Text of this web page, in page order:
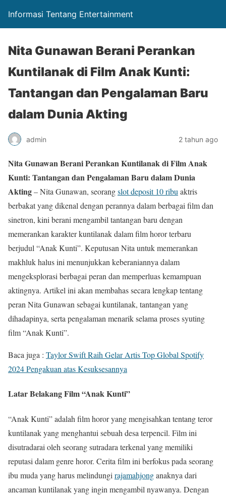
Informasi Tentang Entertainment
Nita Gunawan Berani Perankan
Kuntilanak di Film Anak Kunti:
Tantangan dan Pengalaman Baru
dalam Dunia Akting
admin 2 tahun ago
Nita Gunawan Berani Perankan Kuntilanak di Film Anak
Kunti: Tantangan dan Pengalaman Baru dalam Dunia
Akting– Nita Gunawan, seorangslot deposit 10 ribu aktris
berbakat yang dikenal dengan perannya dalam berbagai film dan
sinetron, kini berani mengambil tantangan baru dengan
memerankan karakter kuntilanak dalam film horor terbaru
berjudul “Anak Kunti”. Keputusan Nita untuk memerankan
makhluk halus ini menunjukkan keberaniannya dalam
mengeksplorasi berbagai peran dan memperluas kemampuan
aktingnya. Artikel ini akan membahas secara lengkap tentang
peran Nita Gunawan sebagai kuntilanak, tantangan yang
dihadapinya, serta pengalaman menarik selama proses syuting
film “Anak Kunti”.
Baca juga : Taylor Swift Raih Gelar Artis Top Global Spotify
2024 Pengakuan atas Kesuksesannya
Latar Belakang Film “Anak Kunti”
“Anak Kunti” adalah film horor yang mengisahkan tentang teror
kuntilanak yang menghantui sebuah desa terpencil. Film ini
disutradarai oleh seorang sutradara terkenal yang memiliki
reputasi dalam genre horor. Cerita film ini berfokus pada seorang
ibu muda yang harus melindungi rajamahjonganaknya dari
ancaman kuntilanak yang ingin mengambil nyawanya. Dengan